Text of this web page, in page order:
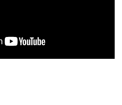
эффектом бесшовные